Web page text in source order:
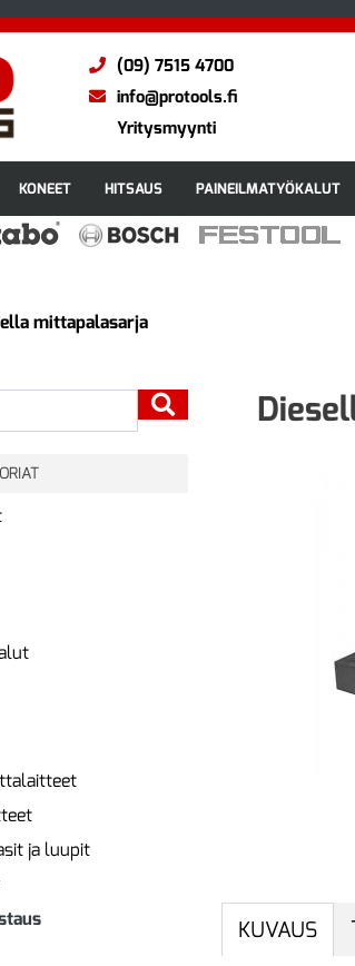
(09) 7515 4700
info@protools.fi
Yritysmyynti
KONEET HITSAUS PAINEILMATYÖKALUT
mittapalasarja
ja luupit
KUVAUS